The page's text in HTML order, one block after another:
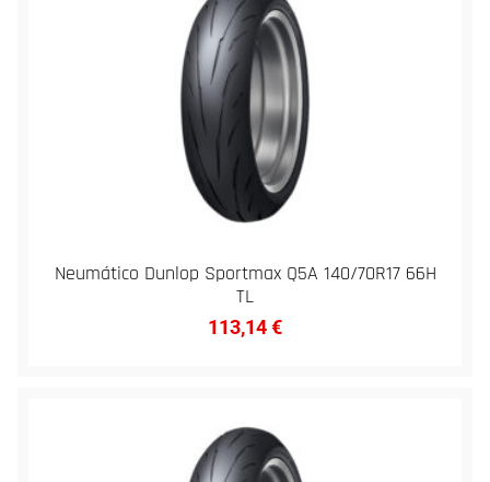
Neumático Dunlop Sportmax Q5A 140/70R17 66H
TL
113,14€